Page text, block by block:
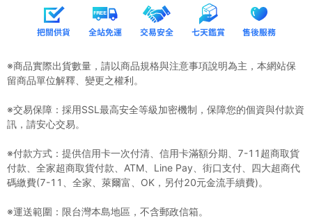
※商品實際出貨數量，請以商品規格與注意事項說明為主，本網站保
留商品單位解釋、變更之權利。
※交易保障：採用SSL最高安全等級加密機制，保障您的個資與付款資
訊，請安心交易。
※付款方式：提供信用卡一次付清、信用卡滿額分期、7-11超商取貨
付款、全家超商取貨付款、ATM、Line Pay、街口支付、四大超商代
碼繳費(7-11、全家、萊爾富、OK，另付20元金流手續費)。
※運送範圍：限台灣本島地區，不含郵政信箱。